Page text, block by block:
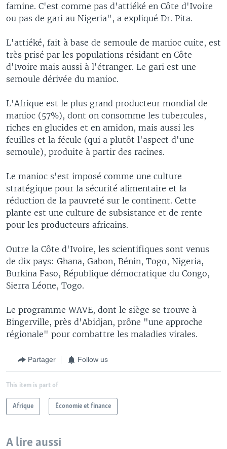
famine. C'est comme pas d'attiéké en Côte d'Ivoire
ou pas de gari au Nigeria", a expliqué Dr. Pita.
L'attiéké, fait à base de semoule de manioc cuite, est
très prisé par les populations résidant en Côte
d'Ivoire mais aussi à l'étranger. Le gari est une
semoule dérivée du manioc.
L'Afrique est le plus grand producteur mondial de
manioc (57%), dont on consomme les tubercules,
riches en glucides et en amidon, mais aussi les
feuilles et la fécule (qui a plutôt l'aspect d'une
semoule), produite à partir des racines.
Le manioc s'est imposé comme une culture
stratégique pour la sécurité alimentaire et la
réduction de la pauvreté sur le continent. Cette
plante est une culture de subsistance et de rente
pour les producteurs africains.
Outre la Côte d'Ivoire, les scientifiques sont venus
de dix pays: Ghana, Gabon, Bénin, Togo, Nigeria,
Burkina Faso, République démocratique du Congo,
Sierra Léone, Togo.
Le programme WAVE, dont le siège se trouve à
Bingerville, près d'Abidjan, prône "une approche
régionale" pour combattre les maladies virales.
Partager Follow us
This item is part of
Afrique Économie et finance
A lire aussi